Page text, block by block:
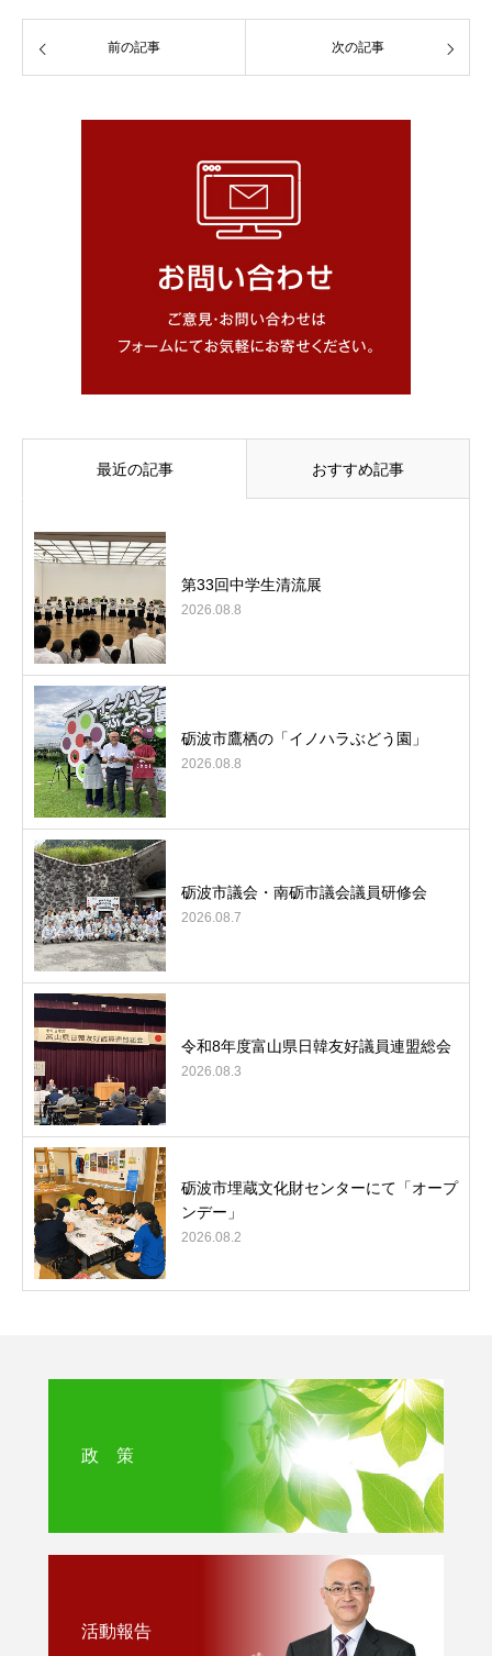
前の記事 次の記事
最近の記事 おすすめ記事
第33回中学生清流展
2026.08.8
砺波市鷹栖の「イノハラぶどう園」
2026.08.8
砺波市議会・南砺市議会議員研修会
2026.08.7
令和8年度富山県日韓友好議員連盟総会
2026.08.3
砺波市埋蔵文化財センターにて「オープ
ンデー」
2026.08.2
政 策
活動報告